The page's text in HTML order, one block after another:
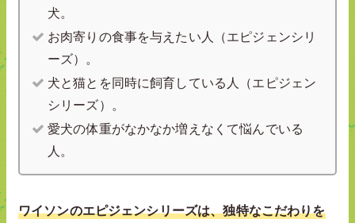
犬。
お肉寄りの食事を与えたい人（エピジェンシリ
ーズ）。
犬と猫とを同時に飼育している人（エピジェン
シリーズ）。
愛犬の体重がなかなか増えなくて悩んでいる
人。
ワイソンのエピジェンシリーズは、独特なこだわりを